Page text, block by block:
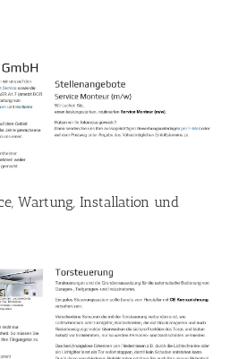
Wartung, Installation und